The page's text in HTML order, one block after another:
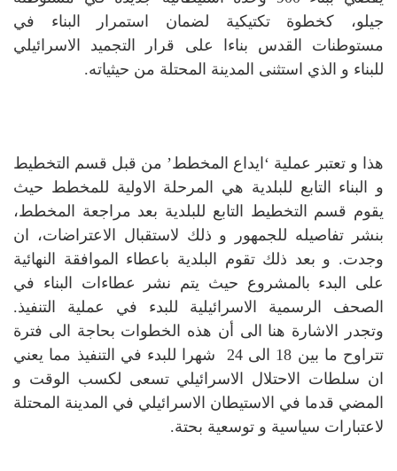
جيلو، كخطوة تكتيكية لضمان استمرار البناء في
مستوطنات القدس بناءا على قرار التجميد الاسرائيلي
للبناء و الذي استثنى المدينة المحتلة من حيثياته.
هذا و تعتبر عملية ‘ايداع المخطط’ من قبل قسم التخطيط
و البناء التابع للبلدية هي المرحلة الاولية للمخطط حيث
يقوم قسم التخطيط التابع للبلدية بعد مراجعة المخطط،
بنشر تفاصيله للجمهور و ذلك لاستقبال الاعتراضات، ان
وجدت. و بعد ذلك تقوم البلدية باعطاء الموافقة النهائية
على البدء بالمشروع حيث يتم نشر عطاءات البناء في
الصحف الرسمية الاسرائيلية للبدء في عملية التنفيذ.
وتجدر الاشارة هنا الى أن هذه الخطوات بحاجة الى فترة
تتراوح ما بين 18 الى 24 شهرا للبدء في التنفيذ مما يعني
ان سلطات الاحتلال الاسرائيلي تسعى لكسب الوقت و
المضي قدما في الاستيطان الاسرائيلي في المدينة المحتلة
لاعتبارات سياسية و توسعية بحتة.